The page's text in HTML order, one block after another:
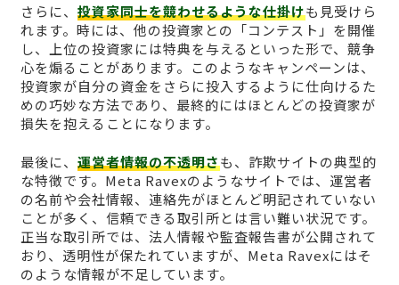
さらに、 投資家同士を競わせるような仕掛けも見受けら
れます。時には、他の投資家との「コンテスト」を開催
し、上位の投資家には特典を与えるといった形で、競争
心を煽ることがあります。このようなキャンペーンは、
投資家が自分の資金をさらに投入するように仕向けるた
めの巧妙な方法であり、最終的にはほとんどの投資家が
損失を抱えることになります。
最後に、 運営者情報の不透明さも、詐欺サイトの典型的
な特徴です。Meta Ravexのようなサイトでは、運営者
の名前や会社情報、連絡先がほとんど明記されていない
ことが多く、信頼できる取引所とは言い難い状況です。
正当な取引所では、法人情報や監査報告書が公開されて
おり、透明性が保たれていますが、Meta Ravexにはそ
のような情報が不足しています。